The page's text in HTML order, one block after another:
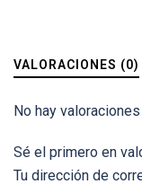
VALORACIONES (0)
No hay valoraciones
Sé el primero en
Tu dirección de